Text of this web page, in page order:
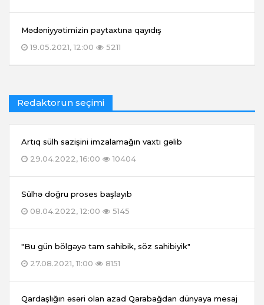
Mədəniyyətimizin paytaxtına qayıdış
19.05.2021, 12:00
5211
Redaktorun seçimi
Artıq sülh sazişini imzalamağın vaxtı gəlib
29.04.2022, 16:00
10404
Sülhə doğru proses başlayıb
08.04.2022, 12:00
5145
"Bu gün bölgəyə tam sahibik, söz sahibiyik"
27.08.2021, 11:00
8151
Qardaşlığın əsəri olan azad Qarabağdan dünyaya mesaj